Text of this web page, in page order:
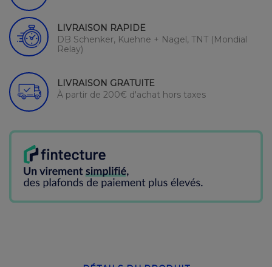
LIVRAISON RAPIDE
DB Schenker, Kuehne + Nagel, TNT (Mondial
Relay)
LIVRAISON GRATUITE
À partir de 200€ d'achat hors taxes